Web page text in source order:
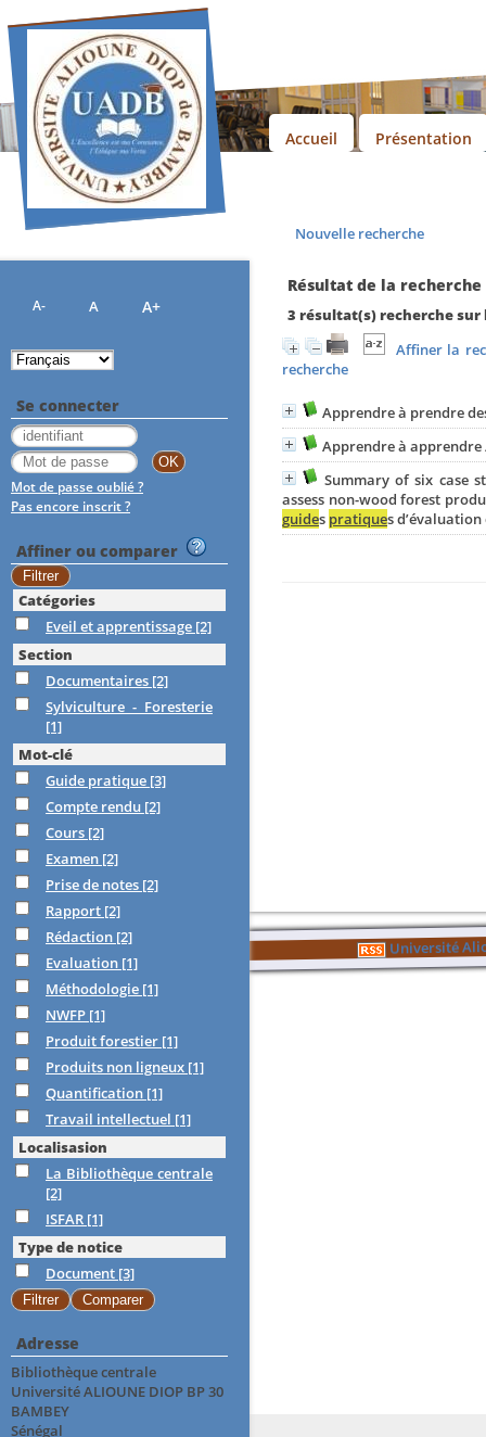
Nouvelle recherche
Résultat de la recherche
3 résultat(s) recherche
Affiner la
recherche
Apprendre à prendre
Apprendre à apprendre
Summary of six case
assess non-wood forest
guides pratiques
Université
Accueil Présentation
A- A A+
Se connecter
Mot de passe oublié ?
Pas encore inscrit ?
Affiner ou comparer
Catégories
Eveil et apprentissage [2]
Section
Documentaires [2]
Sylviculture - Foresterie
[1]
Mot-clé
Guide pratique [3]
Compte rendu [2]
Cours [2]
Examen [2]
Prise de notes [2]
Rapport [2]
Rédaction [2]
Evaluation [1]
Méthodologie [1]
NWFP [1]
Produit forestier [1]
Produits non ligneux [1]
Quantification [1]
Travail intellectuel [1]
Localisasion
La Bibliothèque centrale
[2]
ISFAR [1]
Type de notice
Document [3]
Adresse
Bibliothèque centrale
Université ALIOUNE DIOP BP 30
BAMBEY
Sénégal